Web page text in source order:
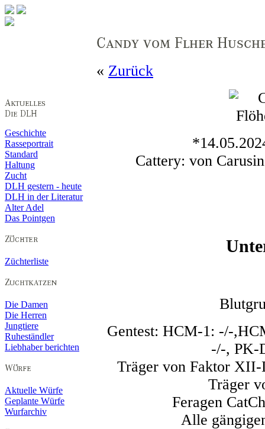
Geschichte
Rasseportrait
Standard
Haltung
Zucht
DLH gestern - heute
DLH in der Literatur
Alter Adel
Das Pointgen
Züchterliste
Die Damen
Die Herren
Jungtiere
Ruheständler
Liebhaber berichten
Aktuelle Würfe
Geplante Würfe
Wurfarchiv
« Zurück
Cattery: von
Gentest: HCM-1: -/-
-/-, PK-
Träger von Faktor
Träger
Feragen
Alle